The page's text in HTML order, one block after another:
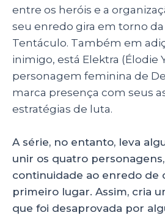
entre os heróis e a
seu enredo gira em torno
Tentáculo. Também em
inimigo, está Elektra (Élodie
personagem feminina de
marca presença com seus
estratégias de luta.
A série, no entanto, leva
unir os quatro
continuidade ao enredo de
primeiro lugar. Assim, cria
que foi desaprovada por